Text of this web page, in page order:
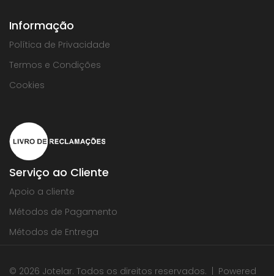
Informação
Política de Privacidade
Termos e Condições
Cookies
Serviço ao Cliente
Apoio a cliente
Métodos de Pagamento
Métodos de Entrega
© 2026 Jotelar. Todos os direitos reservados. | Powered